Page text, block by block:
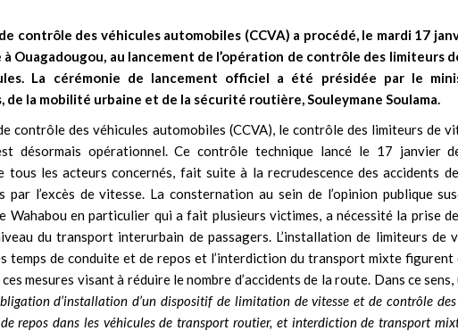
contrôle des véhicules automobiles (CCVA) a procédé, le mardi 17
à Ouagadougou, au lancement de l’opération de contrôle des limiteurs
La cérémonie de lancement officiel a été présidée par le
de la mobilité urbaine et de la sécurité routière, Souleymane Soulama.
contrôle des véhicules automobiles (CCVA), le contrôle des limiteurs de
désormais opérationnel. Ce contrôle technique lancé le 17 janvier
tous les acteurs concernés, fait suite à la recrudescence des accidents
par l’excès de vitesse. La consternation au sein de l’opinion publique
Wahabou en particulier qui a fait plusieurs victimes, a nécessité la prise
du transport interurbain de passagers. L’installation de limiteurs de
temps de conduite et de repos et l’interdiction du transport mixte figurent
mesures visant à réduire le nombre d’accidents de la route. Dans ce
d’installation d’un dispositif de limitation de vitesse et de contrôle
repos dans les véhicules de transport routier, et interdiction de transport